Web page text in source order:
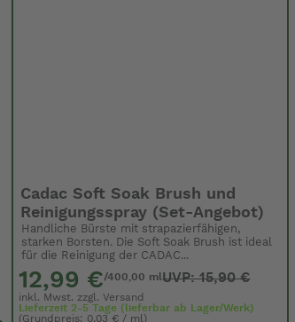
Cadac Soft Soak Brush und
Reinigungsspray (Set-Angebot)
Handliche Bürste mit strapazierfähigen,
starken Borsten. Die Soft Soak Brush ist ideal
für die Reinigung der CADAC...
12,99 €/400,00 mlUVP: 15,90 €
inkl. Mwst. zzgl.Versand
Lieferzeit 2-5 Tage (lieferbar ab Lager/Werk)
(Grundpreis: 0,03 € / ml)